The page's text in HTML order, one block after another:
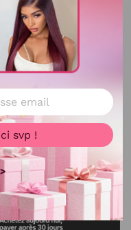
an avec bons soins
Lace
svp !